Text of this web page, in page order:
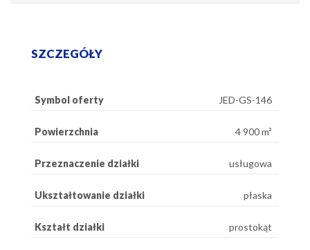
SZCZEGÓŁY
Symbol oferty JED-GS-146
Powierzchnia 4 900 m²
Przeznaczenie działki usługowa
Ukształtowanie działki płaska
Kształt działki prostokąt